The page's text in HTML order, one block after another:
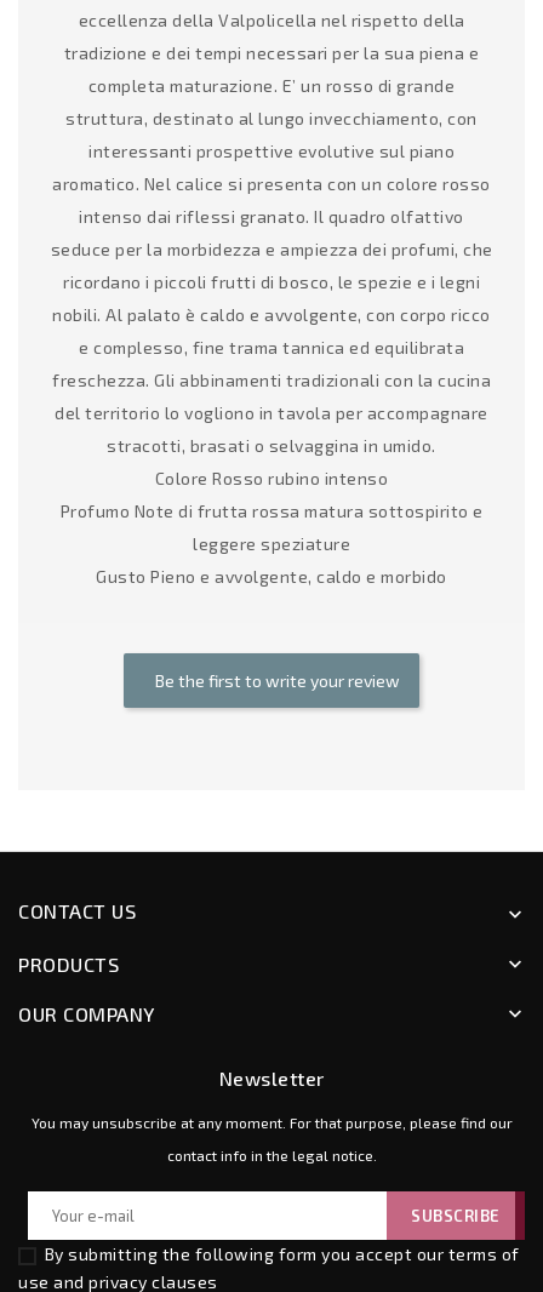
eccellenza della Valpolicella nel rispetto della
tradizione e dei tempi necessari per la sua piena e
completa maturazione. E’ un rosso di grande
struttura, destinato al lungo invecchiamento, con
interessanti prospettive evolutive sul piano
aromatico. Nel calice si presenta con un colore rosso
intenso dai riflessi granato. Il quadro olfattivo
seduce per la morbidezza e ampiezza dei profumi, che
ricordano i piccoli frutti di bosco, le spezie e i legni
nobili. Al palato è caldo e avvolgente, con corpo ricco
e complesso, fine trama tannica ed equilibrata
freschezza. Gli abbinamenti tradizionali con la cucina
del territorio lo vogliono in tavola per accompagnare
stracotti, brasati o selvaggina in umido.
Colore Rosso rubino intenso
Profumo Note di frutta rossa matura sottospirito e
leggere speziature
Gusto Pieno e avvolgente, caldo e morbido
Be the first to write your review
CONTACT US keyboard_arrow_down
PRODUCTS keyboard_arrow_down
OUR COMPANY keyboard_arrow_down
Newsletter
You may unsubscribe at any moment. For that purpose, please find our
contact info in the legal notice.
By submitting the following form you accept our terms of
use and privacy clauses